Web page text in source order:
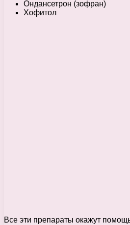
Ондансетрон (зофран)
Хофитол
Все эти препараты окажут